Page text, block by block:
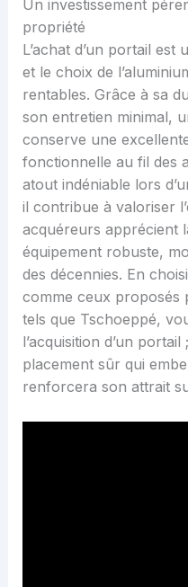
Un investissement
propriété
L’achat d’un portail est
et le choix de
rentables. Grâce à sa
son entretien minimal,
conserve une
fonctionnelle au fil des
atout indéniable lors
il contribue à valoriser
acquéreurs apprécient
équipement robuste,
des décennies. En
comme ceux proposés
tels que Tschoeppé,
l’acquisition d’un
placement sûr qui
renforcera son attrait